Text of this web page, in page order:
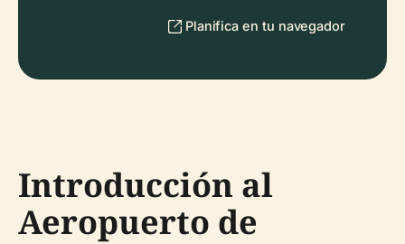
Planifica en tu navegador
Introducción al
Aeropuerto de